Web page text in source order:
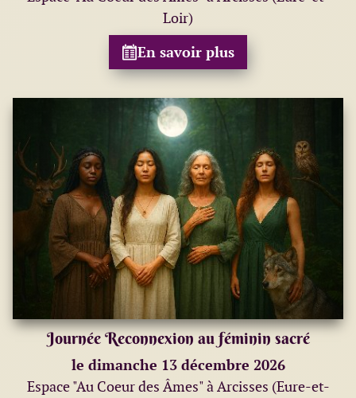
Loir)
En savoir plus
Journée Reconnexion au féminin sacré
le dimanche 13 décembre 2026
Espace "Au Coeur des Âmes" à Arcisses (Eure-et-